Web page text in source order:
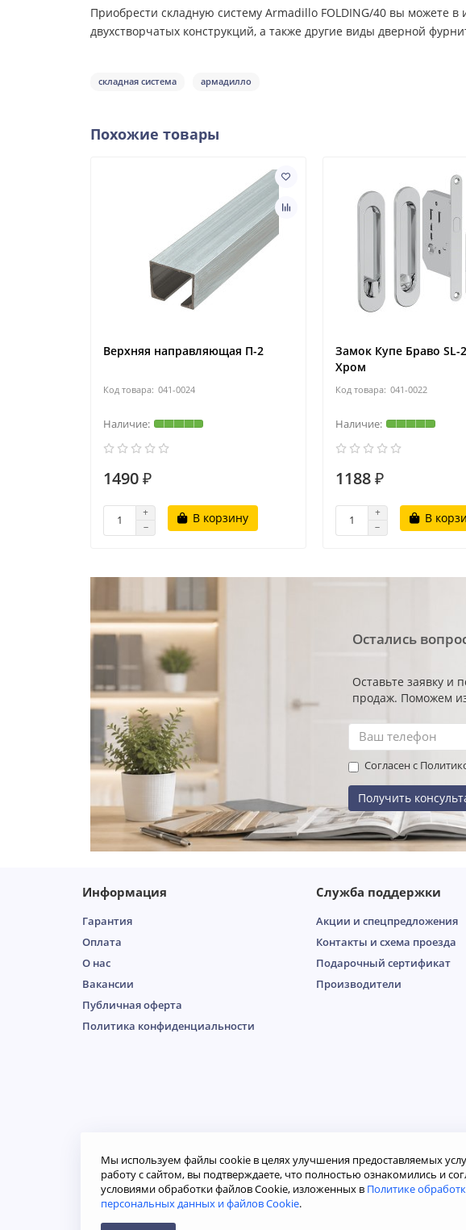
Приобрести складную систему Armadillo FOLDING/40 вы можете
двухстворчатых конструкций, а также другие виды дверной
складная система армадилло
Похожие товары
Верхняя направляющая П-2
041-0024
1490 ₽
В корзину
Замок Купе Браво SL-
Хром
041-0022
1188 ₽
В
Остались
Оставьте заявку и
продаж. Поможем
Согласен с
Получить
Информация
Гарантия
Оплата
О нас
Вакансии
Публичная оферта
Пoлитикa кoнфидeнциaльнoсти
Служба поддержки
Акции и спецпредложения
Контакты и схема проезда
Подарочный сертификат
Производители
© Двери «Самсон», 2026. Вся информация на сайте носит справочный
определяемой положениями ст. 437 Гражданского кодекса РФ.
Продолжая использовать наш сайт, вы даете согласие на обработку
Мы используем файлы cookie в целях улучшения предоставляемых
работу с сайтом, вы подтверждаете, что полностью ознакомились и
условиями обработки файлов Cookie, изложенных в Политике
персональных данных и файлов Cookie.